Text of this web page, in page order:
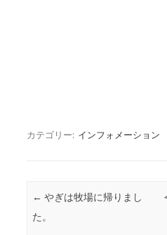
カテゴリー: インフォメーション
投稿ナビゲーション
← やぎは牧場に帰りまし
た。